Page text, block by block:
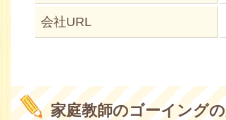
会社URL
家庭教師のゴーイング